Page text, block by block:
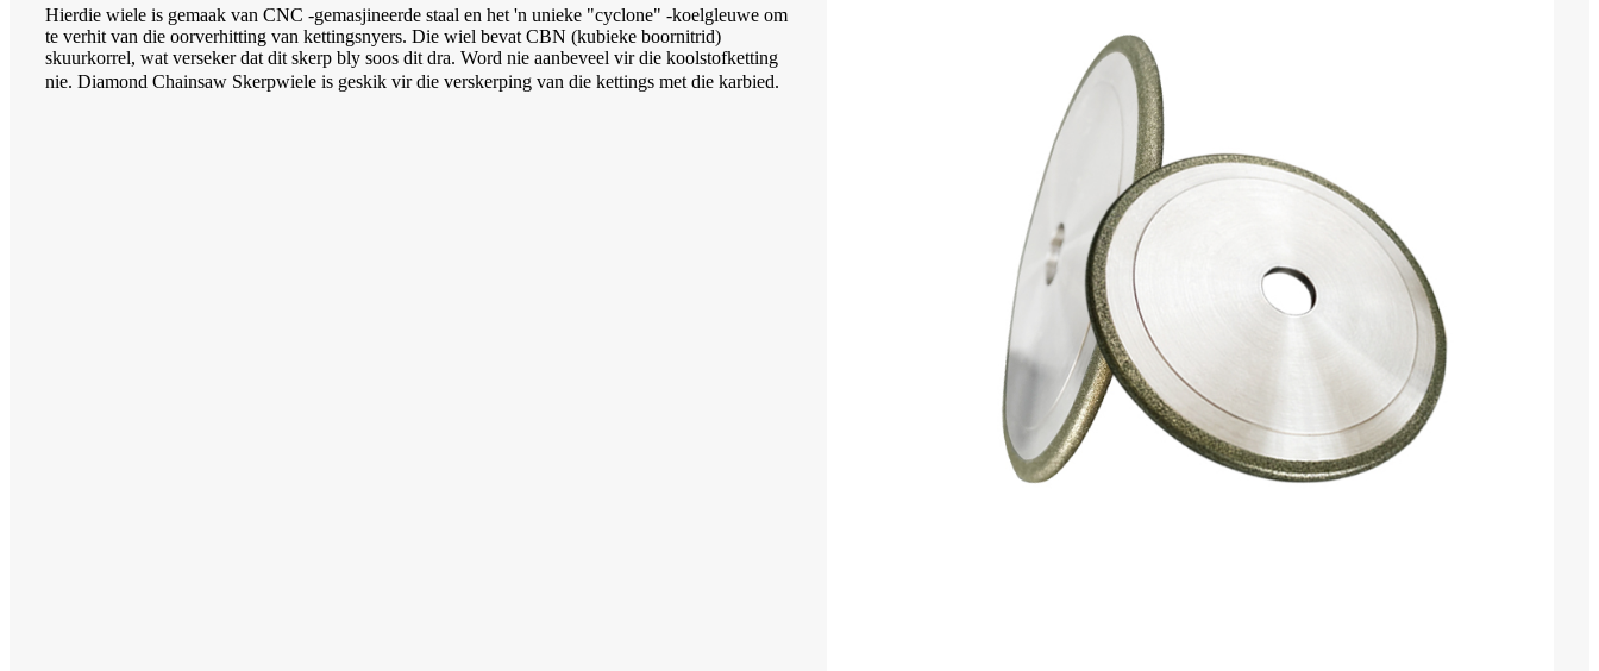
Hierdie wiele is gemaak van CNC -gemasjineerde staal en het 'n unieke "cyclone" -koelgleuwe om
te verhit van die oorverhitting van kettingsnyers. Die wiel bevat CBN (kubieke boornitrid)
skuurkorrel, wat verseker dat dit skerp bly soos dit dra. Word nie aanbeveel vir die koolstofketting
nie. Diamond Chainsaw Skerpwiele is geskik vir die verskerping van die kettings met die karbied.